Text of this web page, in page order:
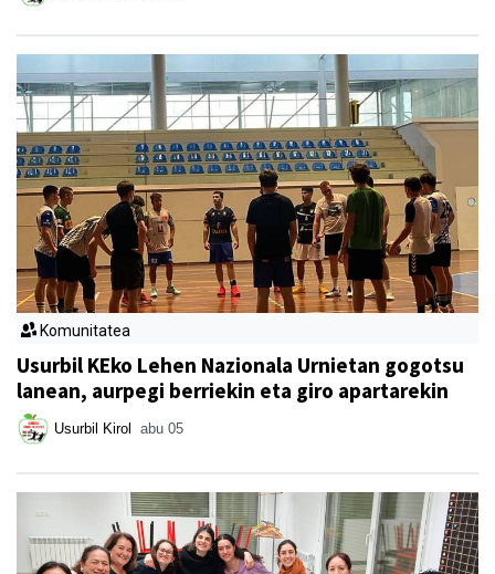
Komunitatea
Usurbil KEko Lehen Nazionala Urnietan gogotsu
lanean, aurpegi berriekin eta giro apartarekin
Usurbil Kirol abu 05